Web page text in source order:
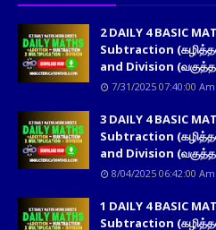
2 DAILY 4 BASIC
Subtraction
and Division
7/31/2025 07:40:00 Am
3 DAILY 4 BASIC
Subtraction
and Division
8/04/2025 06:42:00 Am
1 DAILY 4 BASIC
Subtraction